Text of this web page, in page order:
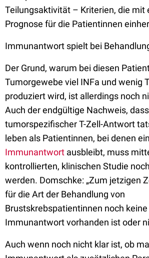
Teilungsaktivität – Kriterien, die mit
Prognose für die Patientinnen
Immunantwort spielt bei
Der Grund, warum bei diesen
Tumorgewebe viel INFa und wenig
produziert wird, ist allerdings noch
Auch der endgültige Nachweis,
tumorspezifischer T-Zell-Antwort
leben als Patientinnen, bei denen
Immunantwort ausbleibt, muss
kontrollierten, klinischen Studie
werden. Domschke: „Zum jetzigen
für die Art der Behandlung von
Brustskrebspatientinnen noch keine
Immunantwort vorhanden ist oder
Auch wenn noch nicht klar ist, ob